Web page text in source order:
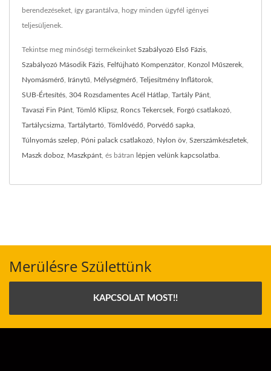
berendezéseket, így garantálva, hogy minden ügyfél igényei
teljesüljenek.
Tekintse meg minőségi termékeinket Szabályozó Első Fázis
Szabályozó Második Fázis Felfújható Kompenzátor, Konzol Műszerek
Nyomásmérő Iránytű Mélységmérő Teljesítmény Inflátorok
SUB-Értesítés 304 Rozsdamentes Acél Hátlap Tartály Pánt
Tavaszi Fin Pánt Tömlő Klipsz Roncs Tekercsek Forgó csatlakozó
Tartálycsizma Tartálytartó Tömlővédő Porvédő sapka
Túlnyomás szelep Póni palack csatlakozó Nylon öv Szerszámkészletek
Maszk doboz Maszkpánt , és bátran lépjen velünk kapcsolatba
Merülésre Születtünk
KAPCSOLAT MOST!!